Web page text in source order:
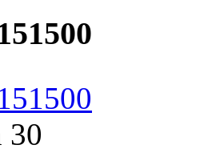
30